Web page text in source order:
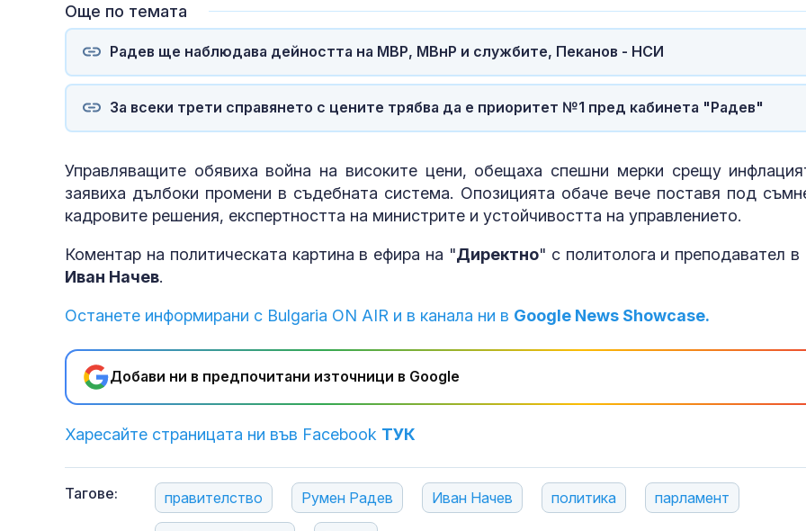
Още по темата
Радев ще наблюдава дейността на МВР, МВнР и службите, Пеканов - НСИ
За всеки трети справянето с цените трябва да е приоритет №1 пред кабинета "Радев"
Управляващите обявиха война на високите цени, обещаха спешни мерки срещу
заявиха дълбоки промени в съдебната система. Опозицията обаче вече поставя под
кадровите решения, експертността на министрите и устойчивостта на управлението.
Коментар на политическата картина в ефира на "Директно" с политолога и преподавател
Иван Начев.
Останете информирани с Bulgaria ON AIR и в канала ни в Google News Showcase.
Добави ни в предпочитани източници в Google
Харесайте страницата ни във Facebook ТУК
Тагове: правителство Румен Радев Иван Начев политика парламент
НАП: Почти
с нарушение
Национален
Тръмп за
балната зала в Белия дом
Адвокат за
подобна